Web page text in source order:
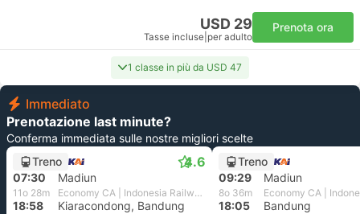
USD 29
Tasse incluse per adulto
Prenota ora
1 classe in più da USD 47
Immediato
Prenotazione last minute?
Conferma immediata sulle nostre migliori scelte
Treno
4.6
07:30 Madiun
11o 28m Economy CA | Indonesia Railways
18:58 Kiaracondong, Bandung
Treno
09:29
Madiun
8o 36m
18:05 Bandung